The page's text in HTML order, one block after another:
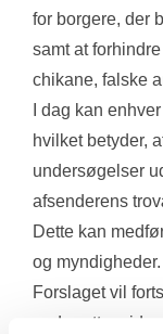
for borgere, der
samt at
chikane, falske
I dag kan
hvilket betyder,
undersøgelser
afsenderens
Dette kan
og myndigheder.
Forslaget vil
underretters